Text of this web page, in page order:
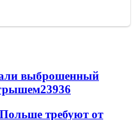
выброшенный
23936
требуют от